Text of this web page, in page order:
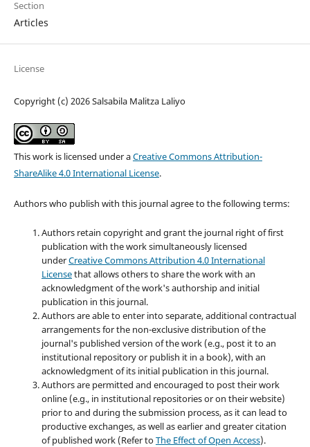
Section
Articles
License
Copyright (c) 2026 Salsabila Malitza Laliyo
This work is licensed under aCreative Commons Attribution-
ShareAlike 4.0 International License.
Authors who publish with this journal agree to the following terms:
Authors retain copyright and grant the journal right of first
publication with the work simultaneously licensed
underCreative Commons Attribution 4.0 International
Licensethat allows others to share the work with an
acknowledgment of the work's authorship and initial
publication in this journal.
Authors are able to enter into separate, additional contractual
arrangements for the non-exclusive distribution of the
journal's published version of the work (e.g., post it to an
institutional repository or publish it in a book), with an
acknowledgment of its initial publication in this journal.
Authors are permitted and encouraged to post their work
online (e.g., in institutional repositories or on their website)
prior to and during the submission process, as it can lead to
productive exchanges, as well as earlier and greater citation
of published work (Refer toThe Effect of Open Access).